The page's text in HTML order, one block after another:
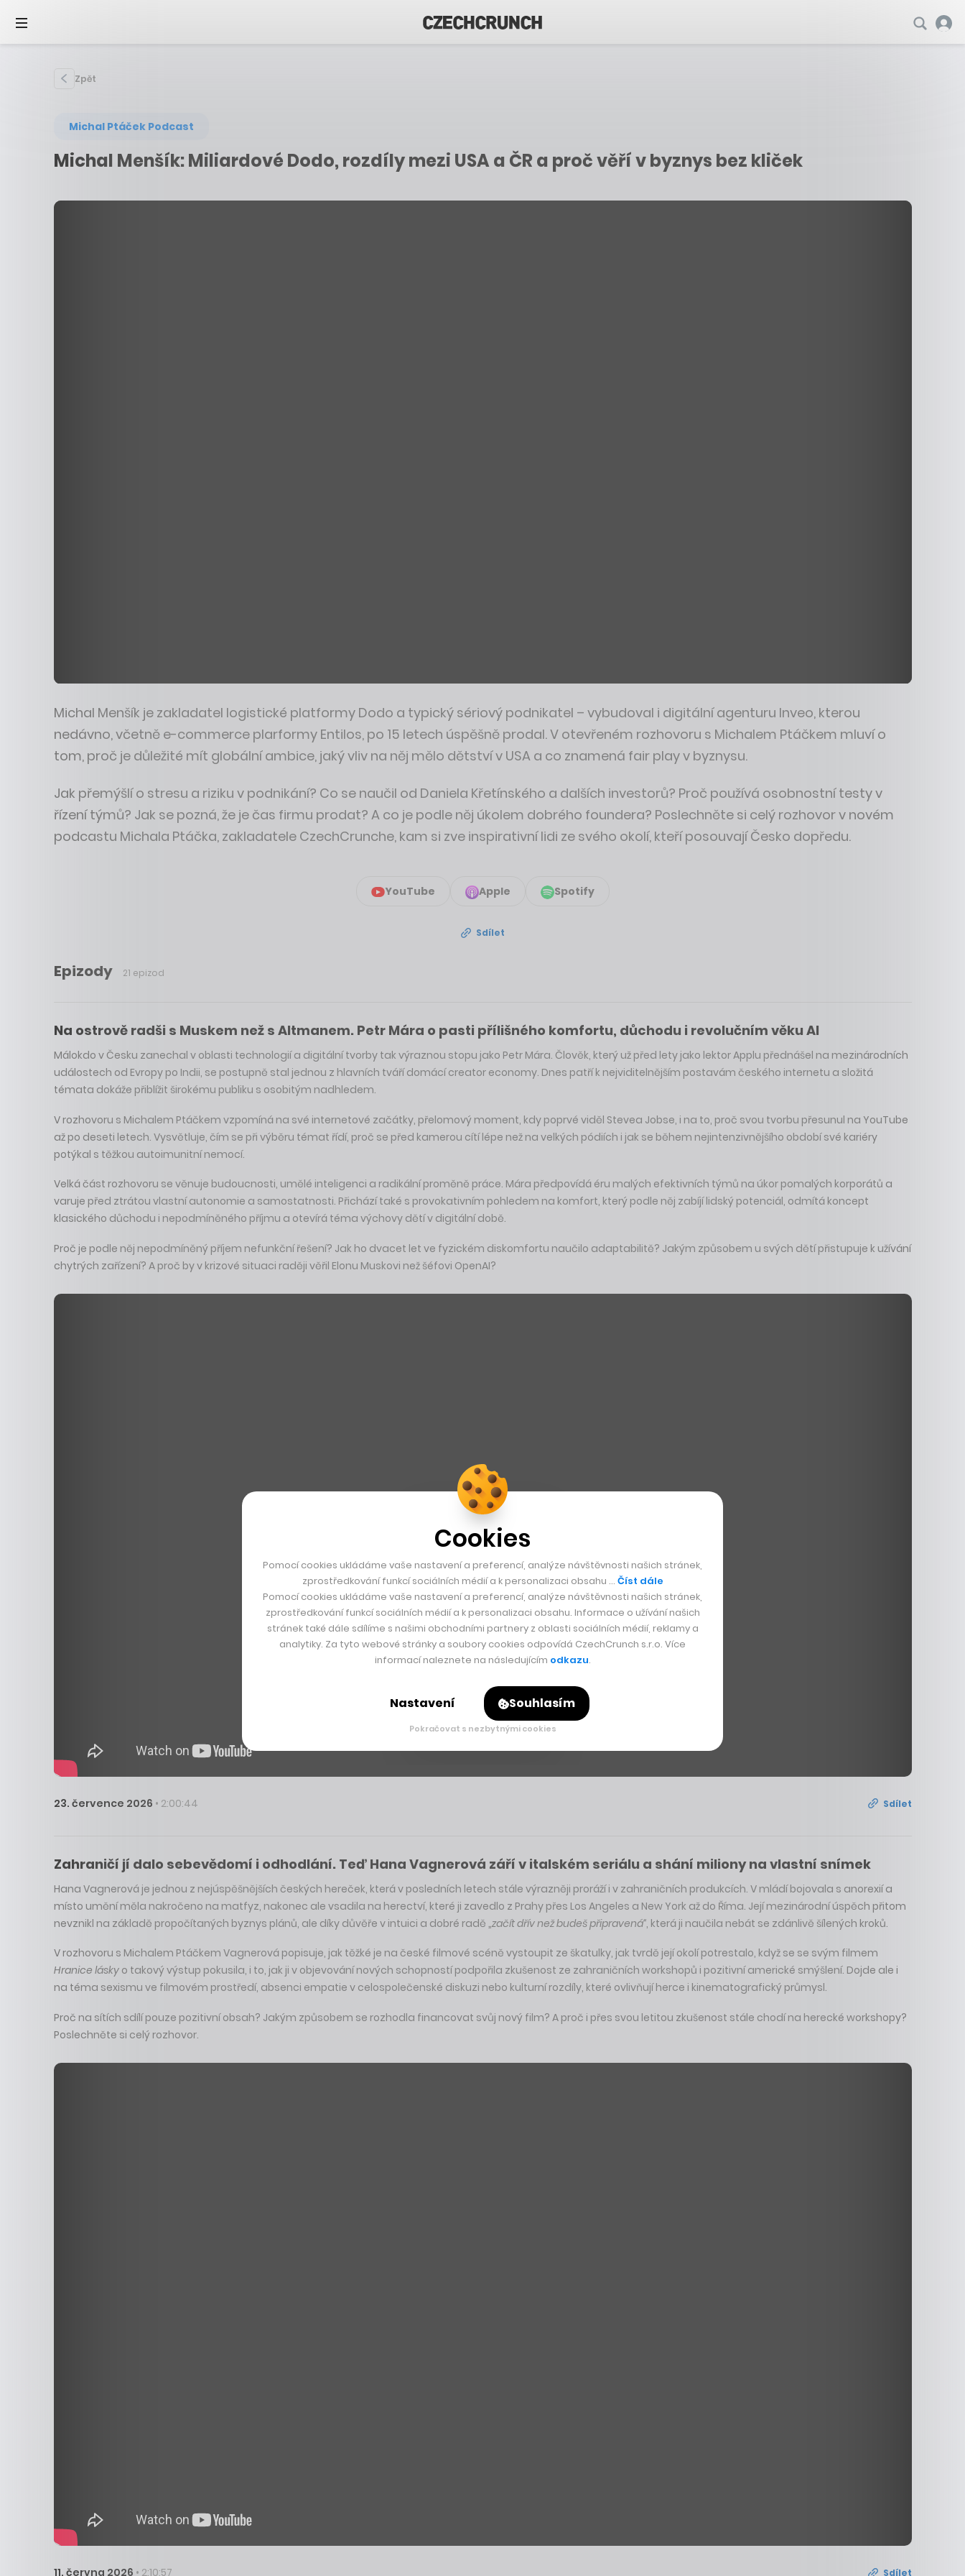
Zpět
Michal Ptáček Podcast
Michal Menšík: Miliardové Dodo, rozdíly mezi USA a ČR a proč věří v byznys bez kliček
Michal Menšík je zakladatel logistické platformy Dodo a typický sériový podnikatel – vybudoval i digitální agenturu Inveo, kterou
nedávno, včetně e-commerce plarformy Entilos, po 15 letech úspěšně prodal. V otevřeném rozhovoru s Michalem Ptáčkem mluví o
tom, proč je důležité mít globální ambice, jaký vliv na něj mělo dětství v USA a co znamená fair play v byznysu.
Jak přemýšlí o stresu a riziku v podnikání? Co se naučil od Daniela Křetínského a dalších investorů? Proč používá osobnostní testy v
řízení týmů? Jak se pozná, že je čas firmu prodat? A co je podle něj úkolem dobrého foundera? Poslechněte si celý rozhovor v novém
podcastu Michala Ptáčka, zakladatele CzechCrunche, kam si zve inspirativní lidi ze svého okolí, kteří posouvají Česko dopředu.
YouTube Apple Spotify
Sdílet
Epizody 21 epizod
Na ostrově radši s Muskem než s Altmanem. Petr Mára o pasti přílišného komfortu, důchodu i revolučním věku AI
Málokdo v Česku zanechal v oblasti technologií a digitální tvorby tak výraznou stopu jako Petr Mára. Člověk, který už před lety jako lektor Applu přednášel na mezinárodních
událostech od Evropy po Indii, se postupně stal jednou z hlavních tváří domácí creator economy. Dnes patří k nejviditelnějším postavám českého internetu a složitá
témata dokáže přiblížit širokému publiku s osobitým nadhledem.
V rozhovoru s Michalem Ptáčkem vzpomíná na své internetové začátky, přelomový moment, kdy poprvé viděl Stevea Jobse, i na to, proč svou tvorbu přesunul na YouTube
až po deseti letech. Vysvětluje, čím se při výběru témat řídí, proč se před kamerou cítí lépe než na velkých pódiích i jak se během nejintenzivnějšího období své kariéry
potýkal s těžkou autoimunitní nemocí.
Velká část rozhovoru se věnuje budoucnosti, umělé inteligenci a radikální proměně práce. Mára předpovídá éru malých efektivních týmů na úkor pomalých korporátů a
varuje před ztrátou vlastní autonomie a samostatnosti. Přichází také s provokativním pohledem na komfort, který podle něj zabíjí lidský potenciál, odmítá koncept
klasického důchodu i nepodmíněného příjmu a otevírá téma výchovy dětí v digitální době.
Proč je podle něj nepodmíněný příjem nefunkční řešení? Jak ho dvacet let ve fyzickém diskomfortu naučilo adaptabilitě? Jakým způsobem u svých dětí přistupuje k užívání
chytrých zařízení? A proč by v krizové situaci raději věřil Elonu Muskovi než šéfovi OpenAI?
23. července 2026 • 2:00:44 Sdílet
Zahraničí jí dalo sebevědomí i odhodlání. Teď Hana Vagnerová září v italském seriálu a shání miliony na vlastní snímek
Hana Vagnerová je jednou z nejúspěšnějších českých hereček, která v posledních letech stále výrazněji proráží i v zahraničních produkcích. V mládí bojovala s anorexií a
místo umění měla nakročeno na matfyz, nakonec ale vsadila na herectví, které ji zavedlo z Prahy přes Los Angeles a New York až do Říma. Její mezinárodní úspěch přitom
nevznikl na základě propočítaných byznys plánů, ale díky důvěře v intuici a dobré radě „začít dřív než budeš připravená“, která ji naučila nebát se zdánlivě šílených kroků.
V rozhovoru s Michalem Ptáčkem Vagnerová popisuje, jak těžké je na české filmové scéně vystoupit ze škatulky, jak tvrdě její okolí potrestalo, když se se svým filmem
Hranice láskyo takový výstup pokusila, i to, jak ji v objevování nových schopností podpořila zkušenost ze zahraničních workshopů i pozitivní americké smýšlení. Dojde ale i
na téma sexismu ve filmovém prostředí, absenci empatie v celospolečenské diskuzi nebo kulturní rozdíly, které ovlivňují herce i kinematografický průmysl.
Proč na sítích sdílí pouze pozitivní obsah? Jakým způsobem se rozhodla financovat svůj nový film? A proč i přes svou letitou zkušenost stále chodí na herecké workshopy?
Poslechněte si celý rozhovor.
11. června 2026 • 2:10:57 Sdílet
Cookies
Pomocí cookies ukládáme vaše nastavení a preferencí, analýze návštěvnosti našich stránek,
zprostředkování funkcí sociálních médií a k personalizaci obsahu … Číst dále
Pomocí cookies ukládáme vaše nastavení a preferencí, analýze návštěvnosti našich stránek,
zprostředkování funkcí sociálních médií a k personalizaci obsahu. Informace o užívání našich
stránek také dále sdílíme s našimi obchodními partnery z oblasti sociálních médií, reklamy a
analytiky. Za tyto webové stránky a soubory cookies odpovídá CzechCrunch s.r.o. Více
informací naleznete na následujícím odkazu.
Nastavení Souhlasím
Pokračovat s nezbytnými cookies